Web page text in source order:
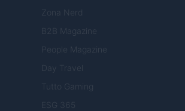
Zona Nerd
B2B Magazine
People Magazine
Day Travel
Tutto Gaming
ESG 365